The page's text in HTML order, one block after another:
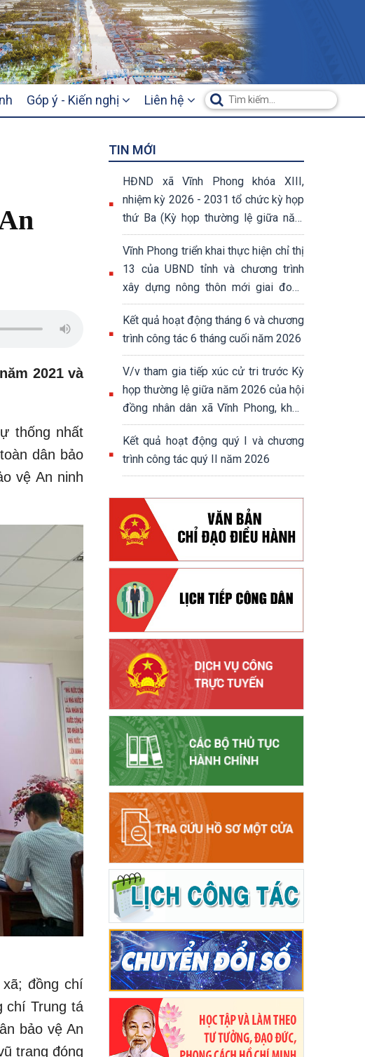
Góp ý - Kiến nghị Liên hệ
2021 và
thống nhất
dân bảo
vệ An ninh
đồng chí
chí Trung tá
bảo vệ An
trang đóng
TIN MỚI
HĐND xã Vĩnh Phong khóa XIII,
nhiệm kỳ 2026 - 2031 tổ chức kỳ họp
thứ Ba (Kỳ họp thường lệ giữa năm
2026)
Vĩnh Phong triển khai thực hiện chỉ thị
13 của UBND tỉnh và chương trình
xây dựng nông thôn mới giai đoạn
2026 – 2030
Kết quả hoạt động tháng 6 và chương
trình công tác 6 tháng cuối năm 2026
V/v tham gia tiếp xúc cử tri trước Kỳ
họp thường lệ giữa năm 2026 của hội
đồng nhân dân xã Vĩnh Phong, khoá
XIII, nhiệm kỳ 2026-2031
Kết quả hoạt động quý I và chương
trình công tác quý II năm 2026